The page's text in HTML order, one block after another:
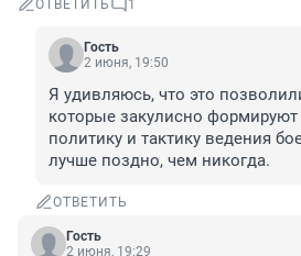
ОТВЕТИТЬ 1
Гость
2 июня, 19:50
Я удивляюсь, что это
которые закулисно
политику и тактику ведения
лучше поздно, чем никогда.
ОТВЕТИТЬ
Гость
2 июня, 19:29